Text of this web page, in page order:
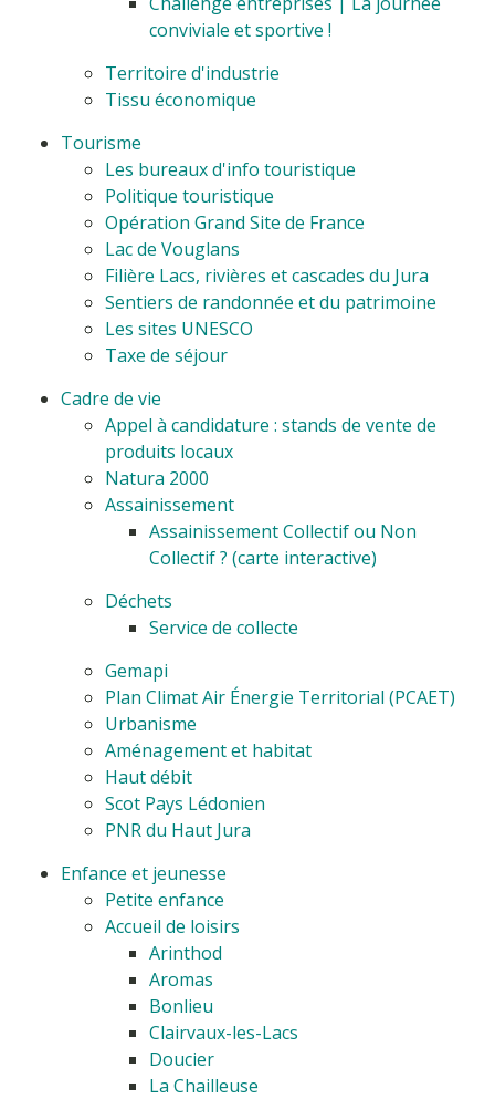
conviviale et sportive !
Territoire d'industrie
Tissu économique
Tourisme
Les bureaux d'info touristique
Politique touristique
Opération Grand Site de France
Lac de Vouglans
Filière Lacs, rivières et cascades du Jura
Sentiers de randonnée et du patrimoine
Les sites UNESCO
Taxe de séjour
Cadre de vie
Appel à candidature : stands de vente de
produits locaux
Natura 2000
Assainissement
Assainissement Collectif ou Non
Collectif ? (carte interactive)
Déchets
Service de collecte
Gemapi
Plan Climat Air Énergie Territorial (PCAET)
Urbanisme
Aménagement et habitat
Haut débit
Scot Pays Lédonien
PNR du Haut Jura
Enfance et jeunesse
Petite enfance
Accueil de loisirs
Arinthod
Aromas
Bonlieu
Clairvaux-les-Lacs
Doucier
La Chailleuse